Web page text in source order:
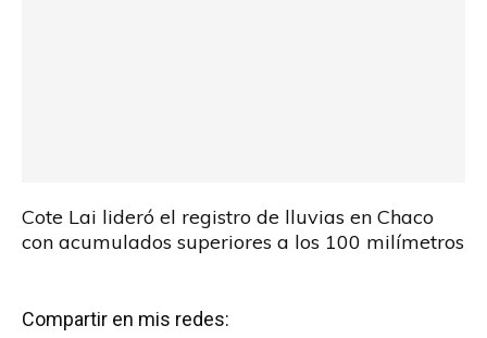
Cote Lai lideró el registro de lluvias en Chaco
con acumulados superiores a los 100 milímetros
Compartir en mis redes: